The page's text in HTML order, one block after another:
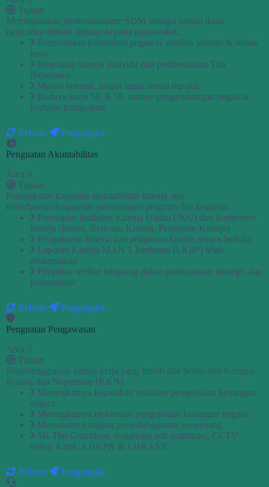
Tujuan
Meningkatkan profesionalisme SDM sebagai modal dasar
pelayanan terbaik (prima) kepada masyarakat.
Perencanaan kebutuhan pegawai, analisis jabatan & beban
kerja
Penetapan kinerja individu dan pembentukan Tim
Baperjakat
Mutasi internal, uraian tugas sesuai tupoksi
Budaya kerja 5R & 5S, monev pengembangan pegawai
berbasis kompetensi
Reform Pengungkit
Penguatan Akuntabilitas
Area 4
Tujuan
Peningkatan kapasitas akuntabilitas kinerja atas
keberhasilan/kegagalan pelaksanaan program dan kegiatan.
Penetapan Indikator Kinerja Utama (IKU) dan komponen
kinerja (Restra, Rencana Kinerja, Perjanjian Kinerja)
Pengukuran kinerja dan pelaporan kinerja secara berkala
Laporan Kinerja MAN 1 Jembrana (LKjIP) telah
disampaikan
Pimpinan terlibat langsung dalam perencanaan strategis dan
pemantauan
Reform Pengungkit
Penguatan Pengawasan
Area 5
Tujuan
Penyelenggaraan satuan kerja yang bersih dan bebas dari Korupsi,
Kolusi, dan Nepotisme (KKN).
Meningkatnya kepatuhan terhadap pengelolaan keuangan
negara
Meningkatnya efektivitas pengelolaan keuangan negara
Menurunnya tingkat penyalahgunaan wewenang
SK Tim Gratifikasi, sosialisasi anti gratifikasi, CCTV
online 4 titik, LHKPN & LHKASN
Reform Pengungkit